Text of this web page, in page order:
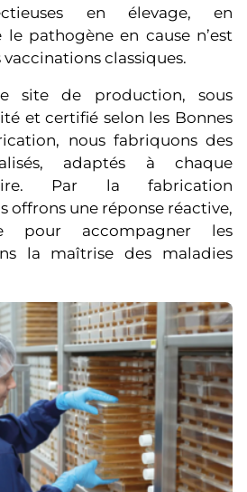
en élevage, en
pathogène en cause n’est
classiques.
site de production, sous
et certifié selon les Bonnes
nous fabriquons des
adaptés à chaque
Par la fabrication
offrons une réponse réactive,
pour accompagner les
la maîtrise des maladies